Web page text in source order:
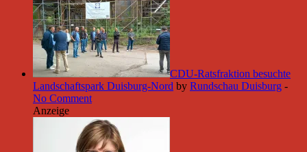
CDU-Ratsfraktion besuchte
Landschaftspark Duisburg-Nord by Rundschau Duisburg -
No Comment
Anzeige